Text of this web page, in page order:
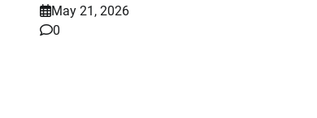
May 21, 2026
0